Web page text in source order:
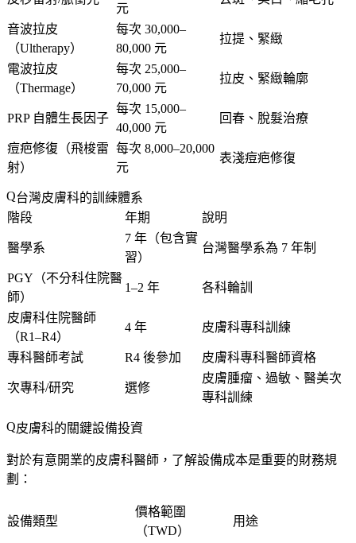
元
音波拉皮
（Ultherapy）
每次 30,000–
80,000 元
拉提、緊緻
電波拉皮
（Thermage）
每次 25,000–
70,000 元
拉皮、緊緻輪廓
PRP 自體生長因子
每次 15,000–
40,000 元
回春、脫髮治療
痘疤修復（飛梭雷
射）
每次 8,000–20,000
元
表淺痘疤修復
台灣皮膚科的訓練體系
階段
年期 說明
醫學系
7 年（包含實
習）
台灣醫學系為 7 年制
PGY（不分科住院醫
師）
1–2 年 各科輪訓
皮膚科住院醫師
（R1–R4）
4 年 皮膚科專科訓練
專科醫師考試 R4 後參加 皮膚科專科醫師資格
次專科/研究 選修
皮膚腫瘤、過敏、醫美次
專科訓練
皮膚科的關鍵設備投資
對於有意開業的皮膚科醫師，了解設備成本是重要的財務規
劃：
設備類型
價格範圍
（TWD）
用途